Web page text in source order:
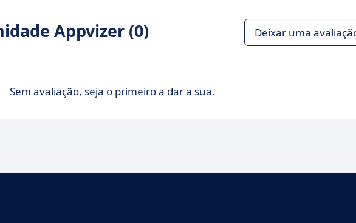
Appvizer (0) Deixar uma
Sem avaliação, seja o primeiro a dar a sua.